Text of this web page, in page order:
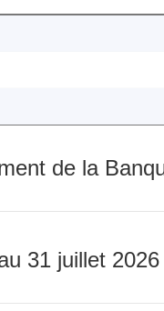
de la
31 juillet 2026